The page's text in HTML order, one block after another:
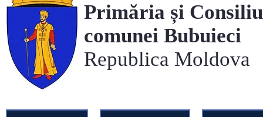
Primăria și
comunei Bubuieci
Republica Moldova